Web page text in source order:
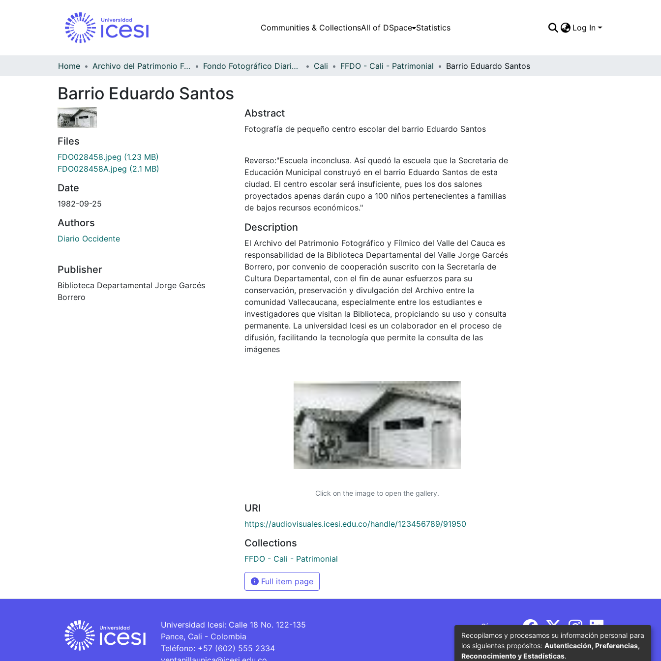
Communities & CollectionsAll of DSpace Statistics Log In
Home Archivo del Patrimonio Fotográfico y Fílmico del Valle del Cauca Fondo Fotográfico Diario Occidente Cali FFDO - Cali - Patrimonial Barrio Eduardo Santos
Barrio Eduardo Santos
Files
FDO028458.jpeg (1.23 MB)
FDO028458A.jpeg (2.1 MB)
Date
1982-09-25
Authors
Diario Occidente
Publisher
Biblioteca Departamental Jorge Garcés
Borrero
Abstract
Fotografía de pequeño centro escolar del barrio Eduardo Santos
Reverso:"Escuela inconclusa. Así quedó la escuela que la Secretaria de
Educación Municipal construyó en el barrio Eduardo Santos de esta
ciudad. El centro escolar será insuficiente, pues los dos salones
proyectados apenas darán cupo a 100 niños pertenecientes a familias
de bajos recursos económicos."
Description
El Archivo del Patrimonio Fotográfico y Fílmico del Valle del Cauca es
responsabilidad de la Biblioteca Departamental del Valle Jorge Garcés
Borrero, por convenio de cooperación suscrito con la Secretaría de
Cultura Departamental, con el fin de aunar esfuerzos para su
conservación, preservación y divulgación del Archivo entre la
comunidad Vallecaucana, especialmente entre los estudiantes e
investigadores que visitan la Biblioteca, propiciando su uso y consulta
permanente. La universidad Icesi es un colaborador en el proceso de
difusión, facilitando la tecnología que permite la consulta de las
imágenes
Click on the image to open the gallery.
URI
https://audiovisuales.icesi.edu.co/handle/123456789/91950
Collections
FFDO - Cali - Patrimonial
Full item page
Universidad Icesi: Calle 18 No. 122-135
Pance, Cali - Colombia
Teléfono: +57 (602) 555 2334
Síguenos
Recopilamos y procesamos su información personal para
los siguientes propósitos: Autenticación, Preferencias,
Reconocimiento y Estadísticas.